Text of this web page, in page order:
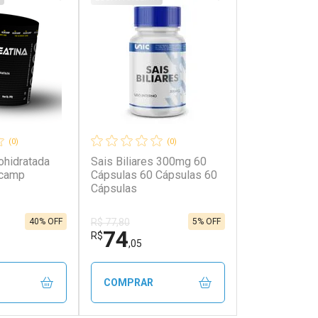
(0)
40% OFF
(0)
Sais Biliares 300mg 60
Cápsulas 60 Cápsulas 60
Cápsulas
R$ 77,80
R$74,05
5% OFF
COMPRAR